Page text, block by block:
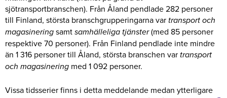
sjötransportbranschen). Från Åland pendlade 282 personer
till Finland, största branschgrupperingarna vartransport och
magasineringsamtsamhälleliga tjänster(med 85 personer
respektive 70 personer). Från Finland pendlade inte mindre
än 1 316 personer till Åland, största branschen vartransport
och magasinering med 1 092 personer.
Vissa tidsserier finns i detta meddelande medan ytterligare